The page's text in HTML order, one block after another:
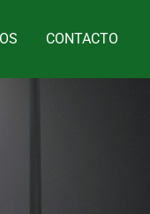
CONTACTO